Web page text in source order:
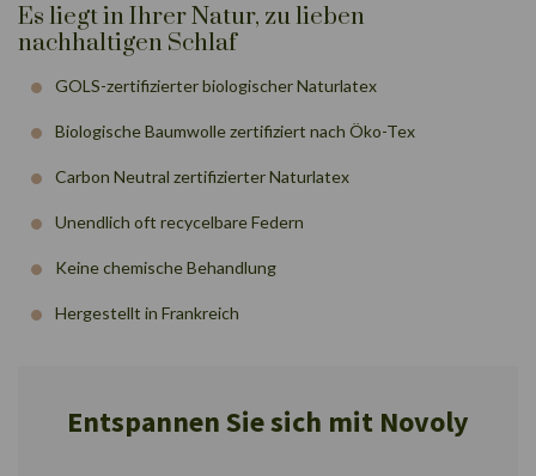
Es liegt in Ihrer Natur, zu lieben
nachhaltigen Schlaf
GOLS-zertifizierter biologischer Naturlatex
Biologische Baumwolle zertifiziert nach Öko-Tex
Carbon Neutral zertifizierter Naturlatex
Unendlich oft recycelbare Federn
Keine chemische Behandlung
Hergestellt in Frankreich
Entspannen Sie sich mit Novoly